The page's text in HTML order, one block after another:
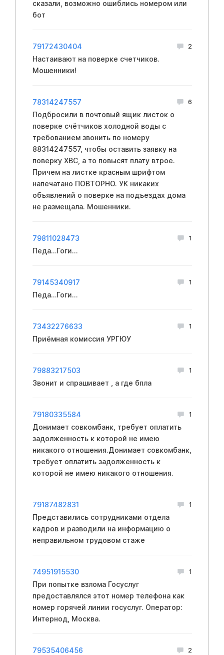
сказали, возможно ошиблись номером или
бот
79172430404 2
Настаивают на поверке счетчиков.
Мошенники!
78314247557 6
Подбросили в почтовый ящик листок о
поверке счётчиков холодной воды с
требованием звонить по номеру
88314247557, чтобы оставить заявку на
поверку ХВС, а то повысят плату втрое.
Причем на листке красным шрифтом
напечатано ПОВТОРНО. УК никаких
объявлений о поверке на подъездах дома
не размещала. Мошенники.
79811028473 1
Педа…Гоги…
79145340917 1
Педа…Гоги…
73432276633 1
Приёмная комиссия УРГЮУ
79883217503 1
Звонит и спрашивает , а где бпла
79180335584 1
Донимает совкомбанк, требует оплатить
задолженность к которой не имею
никакого отношения.Донимает совкомбанк,
требует оплатить задолженность к
которой не имею никакого отношения.
79187482831 1
Представились сотрудниками отдела
кадров и разводили на информацию о
неправильном трудовом стаже
74951915530 1
При попытке взлома Госуслуг
предоставлялся этот номер телефона как
номер горячей линии госуслуг. Оператор:
Интернод, Москва.
79535406456 2